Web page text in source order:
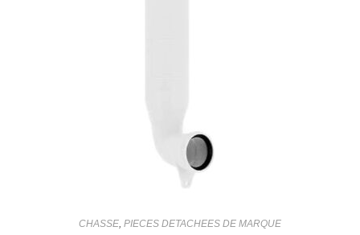
CHASSE PIECES DETACHEES DE MARQUE